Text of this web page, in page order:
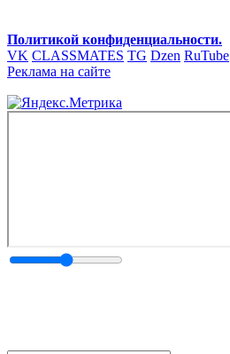
Политикой конфиденциальности.
VK CLASSMATES TG Dzen RuTube
Реклама на сайте